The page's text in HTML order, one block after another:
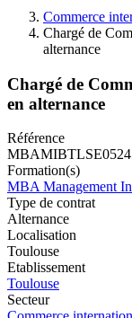
Commerce
Chargé de
alternance
Chargé de
en alternance
Référence
MBAMIBTLSE0524
Formation(s)
MBA Management
Type de contrat
Alternance
Localisation
Toulouse
Etablissement
Toulouse
Secteur